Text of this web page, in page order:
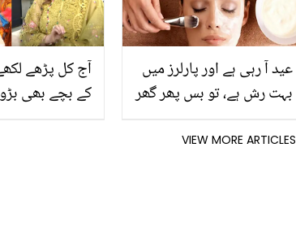
آج کل پڑھے
کے بچے بھی
عید آ رہی ہے اور پارلرز میں
بہت رش ہے، تو بس پھر گھر
اور پائیں پارلر جیسا نکھار
VIEW MORE ARTICLES